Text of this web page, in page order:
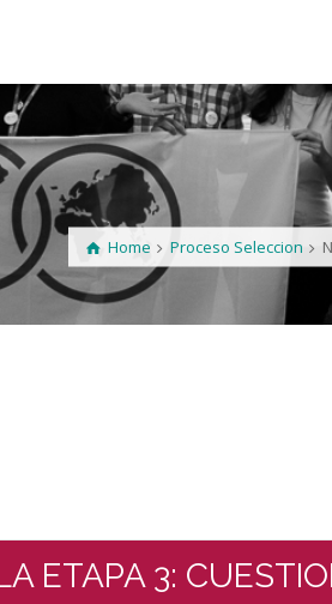
Home Proceso Seleccion
ETAPA 3: